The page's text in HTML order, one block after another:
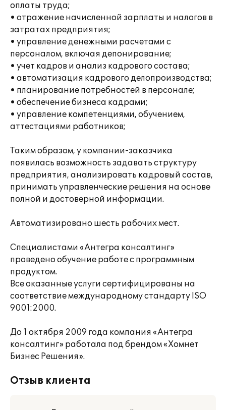
оплаты труда;
• отражение начисленной зарплаты и налогов в
затратах предприятия;
• управление денежными расчетами с
персоналом, включая депонирование;
• учет кадров и анализ кадрового состава;
• автоматизация кадрового делопроизводства;
• планирование потребностей в персонале;
• обеспечение бизнеса кадрами;
• управление компетенциями, обучением,
аттестациями работников;
Таким образом, у компании-заказчика
появилась возможность задавать структуру
предприятия, анализировать кадровый состав,
принимать управленческие решения на основе
полной и достоверной информации.
Автоматизировано шесть рабочих мест.
Специалистами «Антегра консалтинг»
проведено обучение работе с программным
продуктом.
Все оказанные услуги сертифицированы на
соответствие международному стандарту ISO
9001:2000.
До 1 октября 2009 года компания «Антегра
консалтинг» работала под брендом «Хомнет
Бизнес Решения».
Отзыв клиента